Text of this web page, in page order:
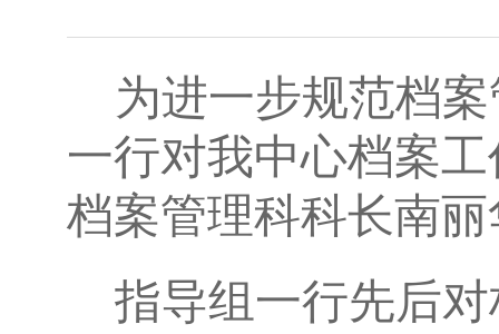
为进一步规范档
一行对我中心档案
档案管理科科长南
指导组一行先后